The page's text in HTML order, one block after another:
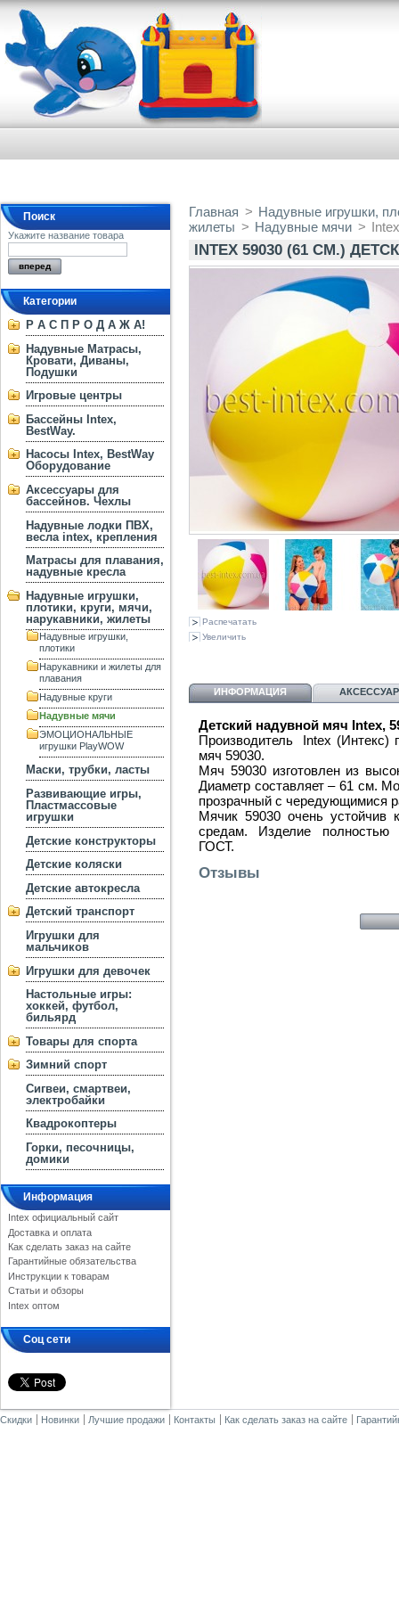
Поиск
Укажите название товара
Категории
Р А С П Р О Д А Ж А!
Надувные Матрасы,
Кровати, Диваны,
Подушки
Игровые центры
Бассейны Intex,
BestWay.
Насосы Intex, BestWay
Оборудование
Аксессуары для
бассейнов. Чехлы
Надувные лодки ПВХ,
весла intex, крепления
Матрасы для плавания,
надувные кресла
Надувные игрушки,
плотики, круги, мячи,
нарукавники, жилеты
Надувные игрушки,
плотики
Нарукавники и жилеты для
плавания
Надувные круги
Надувные мячи
ЭМОЦИОНАЛЬНЫЕ
игрушки PlayWOW
Маски, трубки, ласты
Развивающие игры,
Пластмассовые
игрушки
Детские конструкторы
Детские коляски
Детские автокресла
Детский транспорт
Игрушки для
мальчиков
Игрушки для девочек
Настольные игры:
хоккей, футбол,
бильярд
Товары для спорта
Зимний спорт
Сигвеи, смартвеи,
электробайки
Квадрокоптеры
Горки, песочницы,
домики
Информация
Intex официальный сайт
Доставка и оплата
Как сделать заказ на сайте
Гарантийные обязательства
Инструкции к товарам
Статьи и обзоры
Intex оптом
Соц сети
Главная > Надувные игрушки,
жилеты > Надувные мячи >
INTEХ 59030 (61 СМ.)
Распечатать
Увеличить
ИНФОРМАЦИЯ
Детский надувной мяч Intex,
Производитель Intex (Интекс)
мяч 59030.
Мяч 59030 изготовлен из
Диаметр составляет – 61 см.
прозрачный с чередующимися
Мячик 59030 очень устойчив
средам. Изделие полностью
ГОСТ.
Отзывы
Скидки Новинки Лучшие продажи Контакты Как сделать заказ на сайте